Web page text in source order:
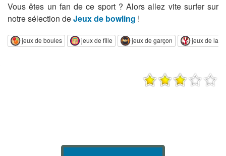
Vous êtes un fan de ce sport ? Alors allez vite surfer sur
notre sélection deJeux de bowling !
jeux de boules jeux de fille jeux de garçon jeux de